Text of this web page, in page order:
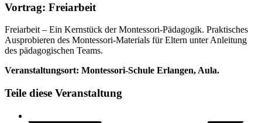
Vortrag: Freiarbeit
Freiarbeit – Ein Kernstück der Montessori-Pädagogik. Praktisches
Ausprobieren des Montessori-Materials für Eltern unter Anleitung
des pädagogischen Teams.
Veranstaltungsort: Montessori-Schule Erlangen, Aula.
Teile diese Veranstaltung